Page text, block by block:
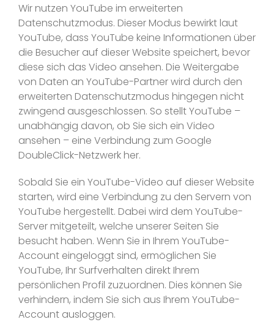
Wir nutzen YouTube im erweiterten
Datenschutzmodus. Dieser Modus bewirkt laut
YouTube, dass YouTube keine Informationen über
die Besucher auf dieser Website speichert, bevor
diese sich das Video ansehen. Die Weitergabe
von Daten an YouTube-Partner wird durch den
erweiterten Datenschutzmodus hingegen nicht
zwingend ausgeschlossen. So stellt YouTube –
unabhängig davon, ob Sie sich ein Video
ansehen – eine Verbindung zum Google
DoubleClick-Netzwerk her.
Sobald Sie ein YouTube-Video auf dieser Website
starten, wird eine Verbindung zu den Servern von
YouTube hergestellt. Dabei wird dem YouTube-
Server mitgeteilt, welche unserer Seiten Sie
besucht haben. Wenn Sie in Ihrem YouTube-
Account eingeloggt sind, ermöglichen Sie
YouTube, Ihr Surfverhalten direkt Ihrem
persönlichen Profil zuzuordnen. Dies können Sie
verhindern, indem Sie sich aus Ihrem YouTube-
Account ausloggen.